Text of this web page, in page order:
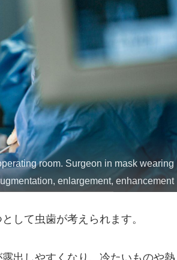
room. Surgeon in mask wearing
enlargement, enhancement
して虫歯が考えられます。
出しやすくなり、冷たいものや熱